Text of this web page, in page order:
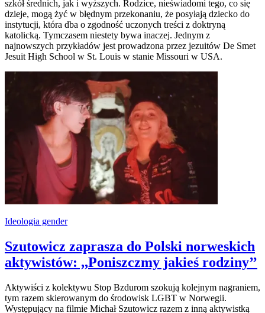
szkół średnich, jak i wyższych. Rodzice, nieświadomi tego, co się
dzieje, mogą żyć w błędnym przekonaniu, że posyłają dziecko do
instytucji, która dba o zgodność uczonych treści z doktryną
katolicką. Tymczasem niestety bywa inaczej. Jednym z
najnowszych przykładów jest prowadzona przez jezuitów De Smet
Jesuit High School w St. Louis w stanie Missouri w USA.
Ideologia gender
Szutowicz zaprasza do Polski norweskich
aktywistów: ,,Poniszczmy jakieś rodziny’’
Aktywiści z kolektywu Stop Bzdurom szokują kolejnym nagraniem,
tym razem skierowanym do środowisk LGBT w Norwegii.
Występujący na filmie Michał Szutowicz razem z inną aktywistką